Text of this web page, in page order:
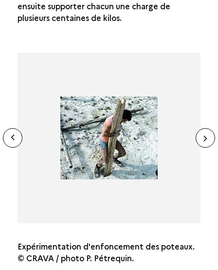
ensuite supporter chacun une charge de
plusieurs centaines de kilos.
Expérimentation d'enfoncement des poteaux.
© CRAVA / photo P. Pétrequin.